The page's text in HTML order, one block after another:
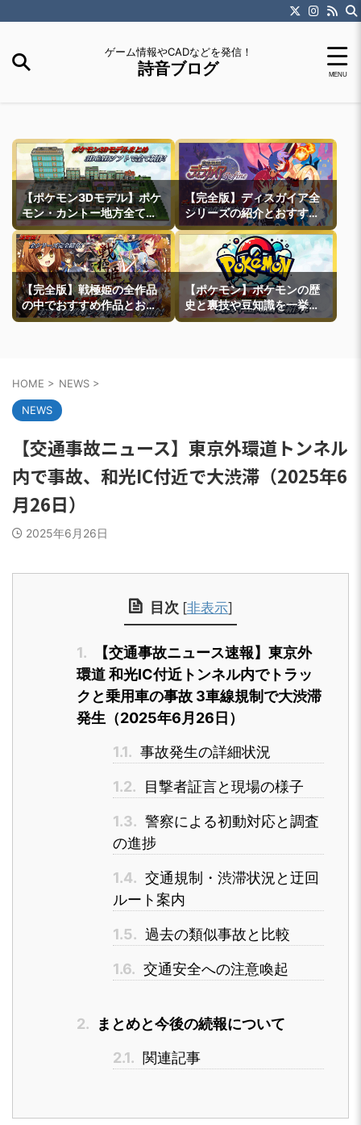
ゲーム情報やCADなどを発信！
詩音ブログ
【ポケモン3Dモデル】ポケ
モン・カントー地方全ての
町モデルなどを紹介
【完全版】ディスガイア全
シリーズの紹介とおすすめ
作品紹介
【完全版】戦極姫の全作品
の中でおすすめ作品とおす
すめ攻略ルートを一挙紹介
【ポケモン】ポケモンの歴
史と裏技や豆知識を一挙紹
介
HOME > NEWS >
NEWS
【交通事故ニュース】東京外環道トンネル
内で事故、和光IC付近で大渋滞（2025年6
月26日）
2025年6月26日
目次 [非表示]
1.
【交通事故ニュース速報】東京外
環道 和光IC付近トンネル内でトラッ
クと乗用車の事故 3車線規制で大渋滞
発生（2025年6月26日）
1.1. 事故発生の詳細状況
1.2. 目撃者証言と現場の様子
1.3. 警察による初動対応と調査
の進捗
1.4. 交通規制・渋滞状況と迂回
ルート案内
1.5. 過去の類似事故と比較
1.6. 交通安全への注意喚起
2.
まとめと今後の続報について
2.1. 関連記事